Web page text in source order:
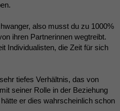
also musst du zu 1000%
ihren Partnerinnen wegtreibt.
Individualisten, die Zeit für sich
tiefes Verhältnis, das von
seiner Rolle in der Beziehung
er dies wahrscheinlich schon